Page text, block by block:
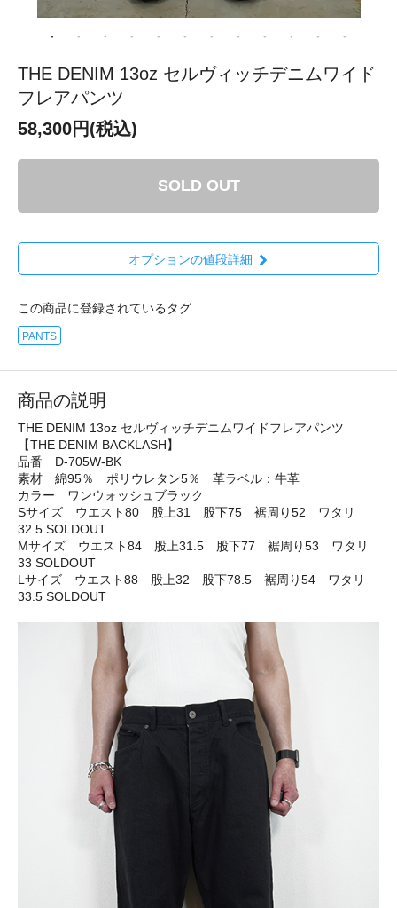
THE DENIM 13oz セルヴィッチデニムワイド
フレアパンツ
58,300円(税込)
SOLD OUT
オプションの値段詳細
この商品に登録されているタグ
PANTS
商品の説明
THE DENIM 13oz セルヴィッチデニムワイドフレアパンツ
【THE DENIM BACKLASH】
品番 D-705W-BK
素材 綿95％ ポリウレタン5％ 革ラベル：牛革
カラー ワンウォッシュブラック
Sサイズ ウエスト80 股上31 股下75 裾周り52 ワタリ
32.5 SOLDOUT
Mサイズ ウエスト84 股上31.5 股下77 裾周り53 ワタリ
33 SOLDOUT
Lサイズ ウエスト88 股上32 股下78.5 裾周り54 ワタリ
33.5 SOLDOUT